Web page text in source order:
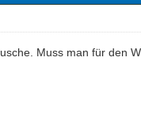
Muss man für den